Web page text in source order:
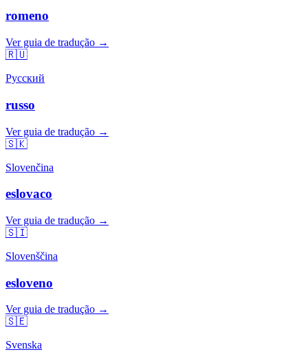
romeno
Ver guia de tradução →
🇷🇺
Русский
russo
Ver guia de tradução →
🇸🇰
Slovenčina
eslovaco
Ver guia de tradução →
🇸🇮
Slovenščina
esloveno
Ver guia de tradução →
🇸🇪
Svenska